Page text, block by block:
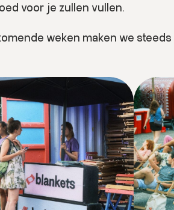
voor je zullen vullen.
weken maken we